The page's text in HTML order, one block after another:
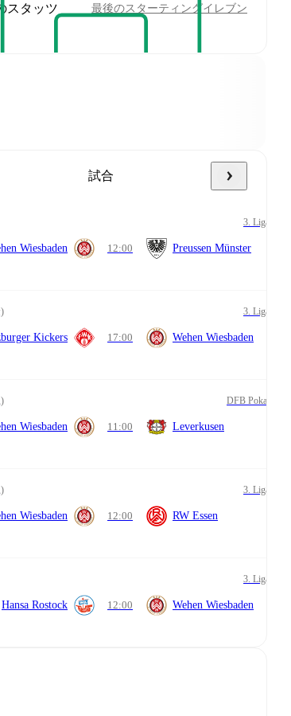
スタッツ 最後のスターティングイレブン
試合
3. Liga
Wiesbaden 12:00 Preussen Münster
3. Liga
Kickers 17:00 Wehen Wiesbaden
DFB Pokal
Wiesbaden 11:00 Leverkusen
3. Liga
Wiesbaden 12:00 RW Essen
3. Liga
Hansa Rostock 12:00 Wehen Wiesbaden